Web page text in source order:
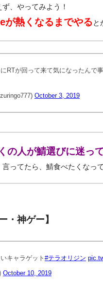
ず、やってみよう！
が熱くなるまでやると
RTが回って来て気になったんで
October 3, 2019
の人が鯖選びに迷っ
言ってたら、鯖食べたくなっ
・神ゲー】
キャラゲット#テラオリジン
October 10, 2019